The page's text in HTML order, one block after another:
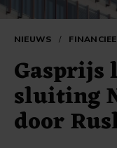
NIEUWS /
Gasprijs
sluiting
door